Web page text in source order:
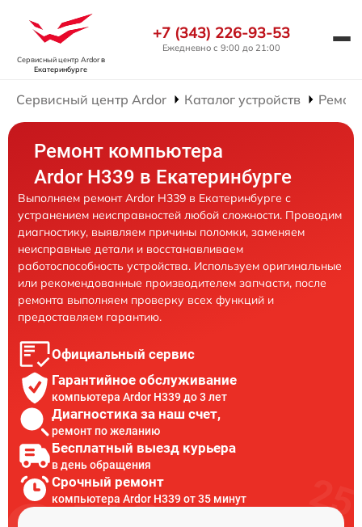
Сервисный центр Ardorв
Екатеринбурге
+7 (343) 226-93-53
Ежедневно с 9:00 до 21:00
Сервисный центр Ardor Каталог устройств
Ремонт компьютера
Ardor H339 в Екатеринбурге
Выполняем ремонт Ardor H339 в Екатеринбурге с
устранением неисправностей любой сложности. Проводим
диагностику, выявляем причины поломки, заменяем
неисправные детали и восстанавливаем
работоспособность устройства. Используем оригинальные
или рекомендованные производителем запчасти, после
ремонта выполняем проверку всех функций и
предоставляем гарантию.
Официальный сервис
Гарантийное обслуживание
компьютера Ardor H339 до 3 лет
Диагностика за наш счет,
ремонт по желанию
Бесплатный выезд курьера
в день обращения
Срочный ремонт
компьютера Ardor H339 от 35 минут